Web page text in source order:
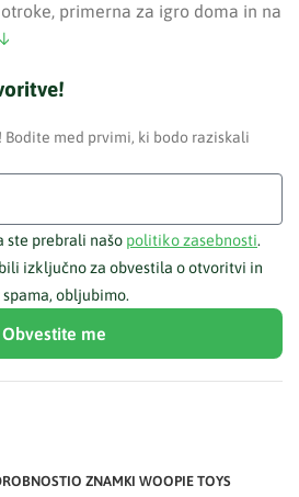
primerna za igro doma in na
med prvimi, ki bodo raziskali
ste prebrali našo politiko zasebnosti.
izključno za obvestila o otvoritvi in
obljubimo.
Obvestite me
O ZNAMKI WOOPIE TOYS